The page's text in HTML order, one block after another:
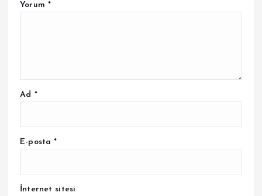
Yorum *
Ad *
E-posta*
İnternet sitesi